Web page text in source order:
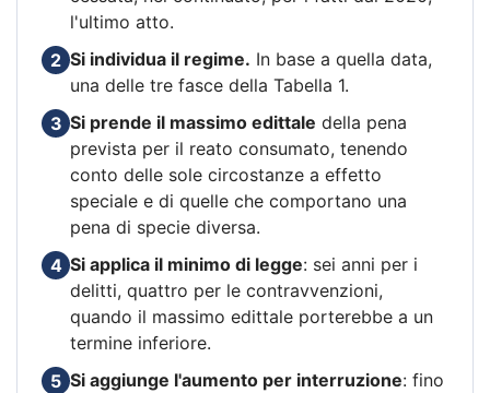
l'ultimo atto.
2 Si individua il regime. In base a quella data,
una delle tre fasce della Tabella 1.
3 Si prende il massimo edittale della pena
prevista per il reato consumato, tenendo
conto delle sole circostanze a effetto
speciale e di quelle che comportano una
pena di specie diversa.
4 Si applica il minimo di legge: sei anni per i
delitti, quattro per le contravvenzioni,
quando il massimo edittale porterebbe a un
termine inferiore.
5 Si aggiunge l'aumento per interruzione: fino